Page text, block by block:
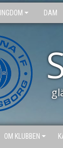
DAM
OM KLUBBEN